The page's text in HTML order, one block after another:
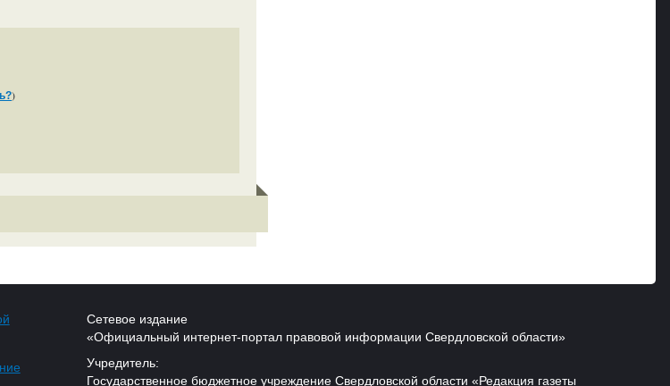
)
Сетевое издание
«Официальный интернет-портал правовой информации Свердловской области»
Учредитель:
Государственное бюджетное учреждение Свердловской области «Редакция газеты